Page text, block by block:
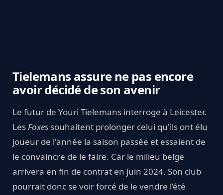
Tielemans assure ne pas encore
avoir décidé de son avenir
Le futur de Youri Tielemans interroge à Leicester.
LesFoxes souhaitent prolonger celui qu'ils ont élu
joueur de l'année la saison passée et essaient de
le convaincre de le faire. Car le milieu belge
arrivera en fin de contrat en juin 2024. Son club
pourrait donc se voir forcé de le vendre l’été